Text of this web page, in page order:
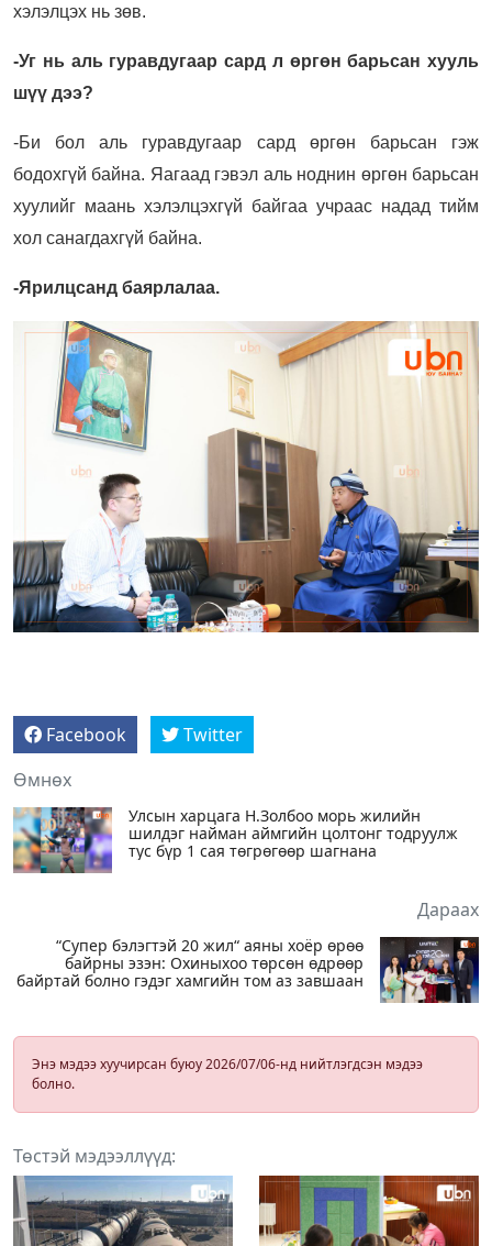
хэлэлцэх нь зөв.
-Уг нь аль гуравдугаар сард л өргөн барьсан хууль
шүү дээ?
-Би бол аль гуравдугаар сард өргөн барьсан гэж
бодохгүй байна. Яагаад гэвэл аль ноднин өргөн барьсан
хуулийг маань хэлэлцэхгүй байгаа учраас надад тийм
хол санагдахгүй байна.
-Ярилцсанд баярлалаа.
Facebook
Twitter
Өмнөх
Улсын харцага Н.Золбоо морь жилийн
шилдэг найман аймгийн цолтонг тодруулж
тус бүр 1 сая төгрөгөөр шагнана
Дараах
“Супер бэлэгтэй 20 жил“ аяны хоёр өрөө
байрны эзэн: Охиныхоо төрсөн өдрөөр
байртай болно гэдэг хамгийн том аз завшаан
Энэ мэдээ хуучирсан буюу 2026/07/06-нд нийтлэгдсэн мэдээ
болно.
Төстэй мэдээллүүд: